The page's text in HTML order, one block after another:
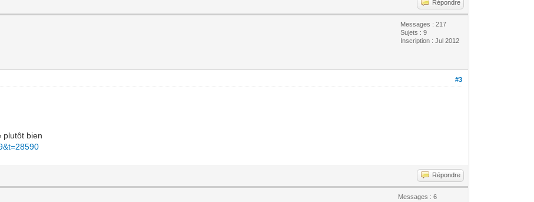
Répondre
Messages : 217
Sujets : 9
Inscription : Jul 2012
#3
plutôt bien
Répondre
Messages : 6